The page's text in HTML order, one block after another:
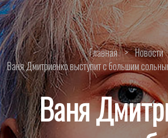
Главная > Новости
Ваня Дмитриенко выступит с большим
Ваня